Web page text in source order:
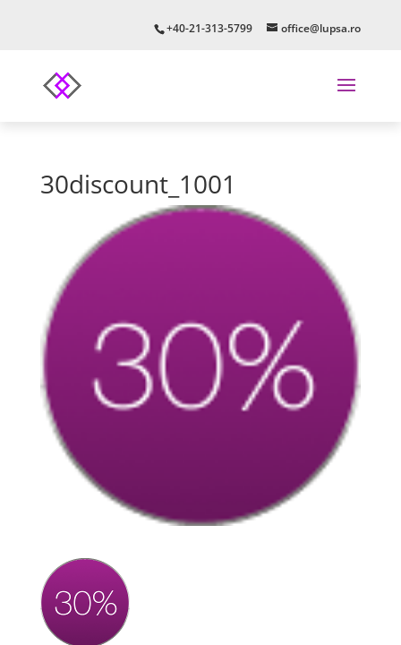
+40-21-313-5799 office@lupsa.ro
30discount_1001